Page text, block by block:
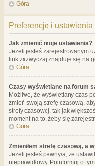
Góra
Preferencje i
Jak zmienić moje ustawienia?
Jeżeli jesteś zarejestrowanym
link zazwyczaj znajduje się na
Góra
Czasy wyświetlane na forum
Możliwe, że wyświetlany czas
zmień swoją strefę czasową,
strefy czasowej, tak jak
moment na to, żeby się
Góra
Zmieniłem strefę czasową, a
Jeżeli jesteś pewny/a, że
nieprawidłowy. Poinformuj o